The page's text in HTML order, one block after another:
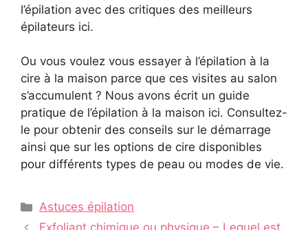
l’épilation avec des critiques des meilleurs
épilateurs ici.
Ou vous voulez vous essayer à l’épilation à la
cire à la maison parce que ces visites au salon
s’accumulent ? Nous avons écrit un guide
pratique de l’épilation à la maison ici. Consultez-
le pour obtenir des conseils sur le démarrage
ainsi que sur les options de cire disponibles
pour différents types de peau ou modes de vie.
Catégories
Astuces épilation
Navigation